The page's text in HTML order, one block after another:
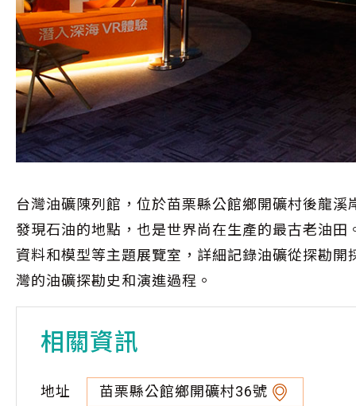
台灣油礦陳列館，位於苗栗縣公館鄉開礦村後龍
發現石油的地點，也是世界尚在生產的最古老油
資料和模型等主題展覽室，詳細記錄油礦從探勘
灣的油礦探勘史和演進過程。
相關資訊
地址 苗栗縣公館鄉開礦村36號